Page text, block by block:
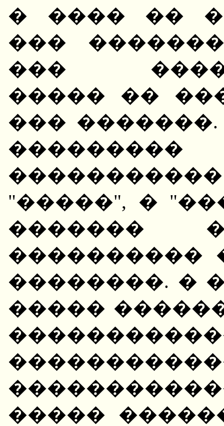
� ���� ��
���
���
����� ��
���
"�����", �
�������
����������
��������. �
�����
�����